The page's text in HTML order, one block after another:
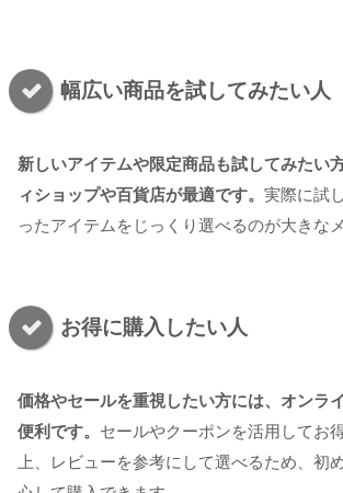
幅広い商品を試してみたい人
新しいアイテムや限定商品も試してみたい
ィショップや百貨店が最適です。 実際に試
ったアイテムをじっくり選べるのが大きな
お得に購入したい人
価格やセールを重視したい方には、オンラ
便利です。 セールやクーポンを活用してお
上、レビューを参考にして選べるため、初